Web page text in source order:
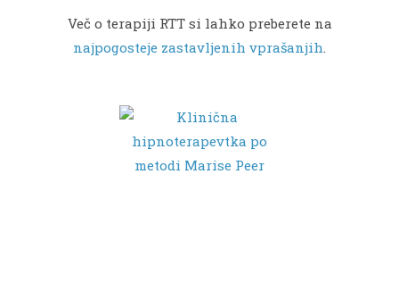
Več o terapiji RTT si lahko preberete na
najpogosteje zastavljenih vprašanjih.